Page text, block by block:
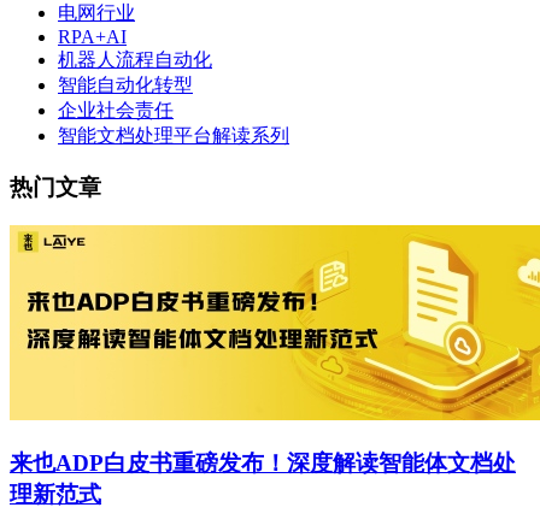
电网行业
RPA+AI
机器人流程自动化
智能自动化转型
企业社会责任
智能文档处理平台解读系列
热门文章
来也ADP白皮书重磅发布！深度解读智能体文档处
理新范式